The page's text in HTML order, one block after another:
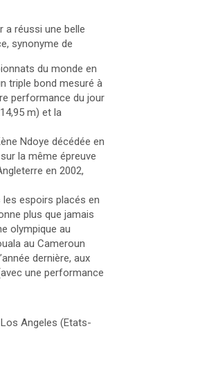
a réussi une belle
synonyme de
du monde en
triple bond mesuré à
performance du jour
m) et la
Ndoye décédée en
la même épreuve
en 2002,
espoirs placés en
plus que jamais
olympique au
au Cameroun
dernière, aux
une performance
Angeles (Etats-